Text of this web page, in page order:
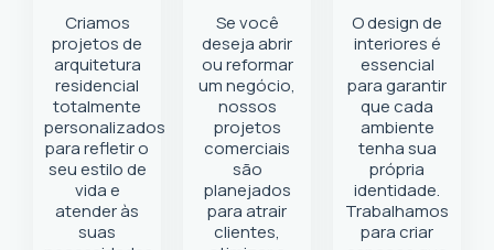
Criamos
projetos de
arquitetura
residencial
totalmente
personalizados
para refletir o
seu estilo de
vida e
atender às
suas
Se você
deseja abrir
ou reformar
um negócio,
nossos
projetos
comerciais
são
planejados
para atrair
clientes,
O design de
interiores é
essencial
para garantir
que cada
ambiente
tenha sua
própria
identidade.
Trabalhamos
para criar